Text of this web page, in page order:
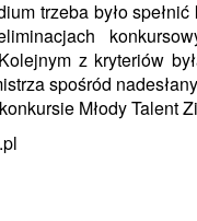
trzeba było
z kryteriów
spośród
Młody Talent